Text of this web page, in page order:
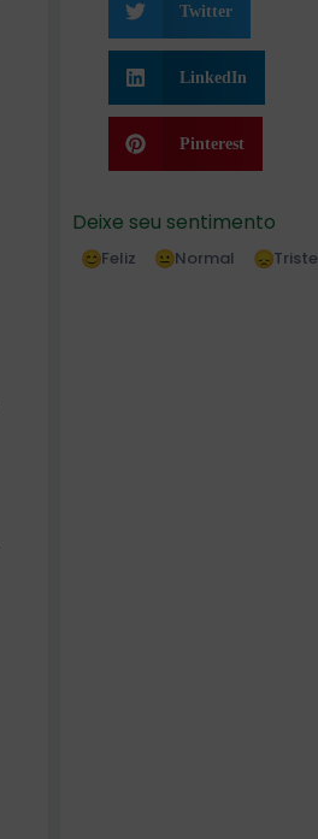
Twitter
LinkedIn
Pinterest
Deixe seu sentimento
Feliz Normal Triste